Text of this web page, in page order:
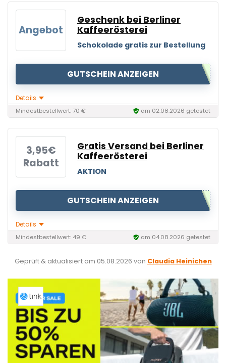
Angebot
Geschenk bei Berliner
Kaffeerösterei
Schokolade gratis zur Bestellung
GUTSCHEIN ANZEIGEN
Details
Mindestbestellwert: 70 € am 02.08.2026 getestet
3,95€
Rabatt
Gratis Versand bei Berliner
Kaffeerösterei
AKTION
GUTSCHEIN ANZEIGEN
Details
Mindestbestellwert: 49 € am 04.08.2026 getestet
Geprüft & aktualisiert am 05.08.2026 von Claudia Heinichen